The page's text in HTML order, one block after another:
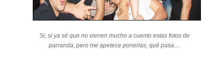
Si, si ya sé que no vienen mucho a cuento estas fotos de
parranda, pero me apetece ponerlas, qué pasa…